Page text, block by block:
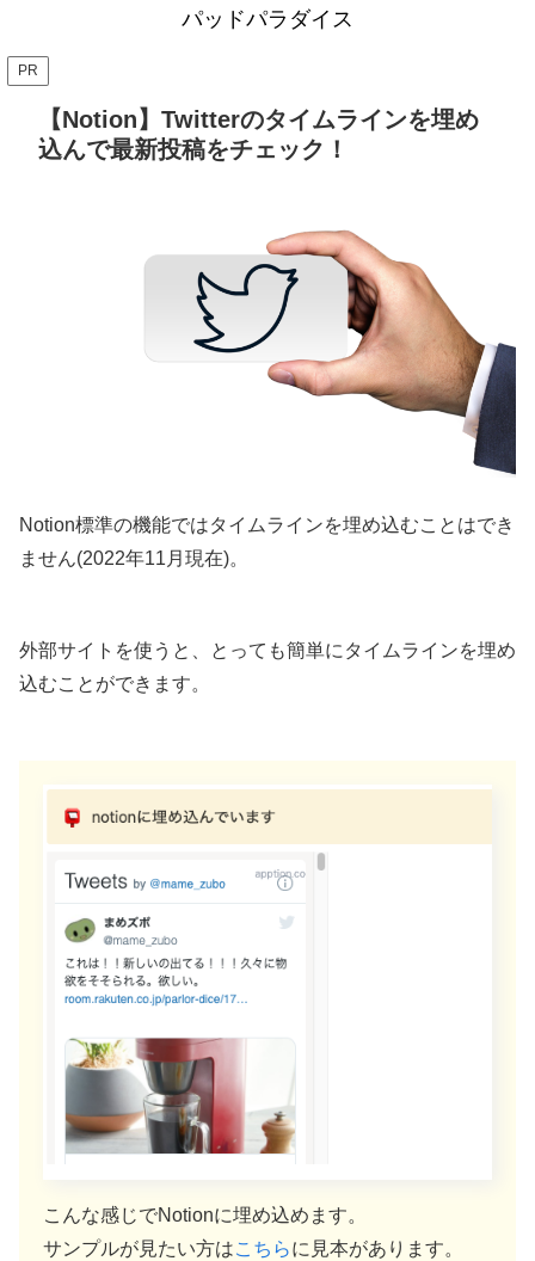
パッドパラダイス
PR
【Notion】Twitterのタイムラインを埋め
込んで最新投稿をチェック！
Notion標準の機能ではタイムラインを埋め込むことはでき
ません(2022年11月現在)。
外部サイトを使うと、とっても簡単にタイムラインを埋め
込むことができます。
こんな感じでNotionに埋め込めます。
サンプルが見たい方はこちらに見本があります。